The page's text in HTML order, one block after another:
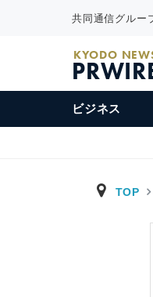
共同通信グルー
KYODO
ビジネス
TOP